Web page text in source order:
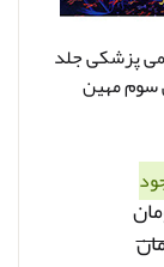
پزشکی جلد
سوم مهین